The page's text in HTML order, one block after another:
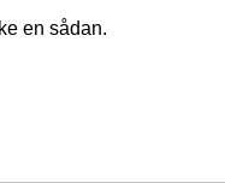
en sådan.